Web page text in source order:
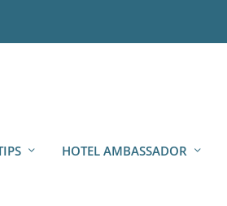
HOTEL AMBASSADOR